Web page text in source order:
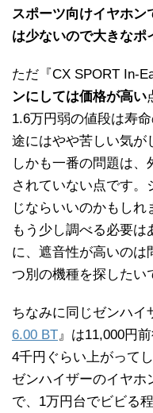
スポーツ向けイヤホ
は少ないので大きなポ
ただ『CX SPORT In-
ンにしては価格が高い
1.6万円弱の値段は寿
途にはやや苦しい気が
しかも一番の問題は
されていない点です
じならいいのかもしれ
もう少し調べる必要
に、遮音性が高いのは
つ別の機種を探したい
ちなみに同じゼンハイ
6.00 BT 』は11,000円
4千円ぐらい上がって
ゼンハイザーのイヤホ
で、1万円台でビビる